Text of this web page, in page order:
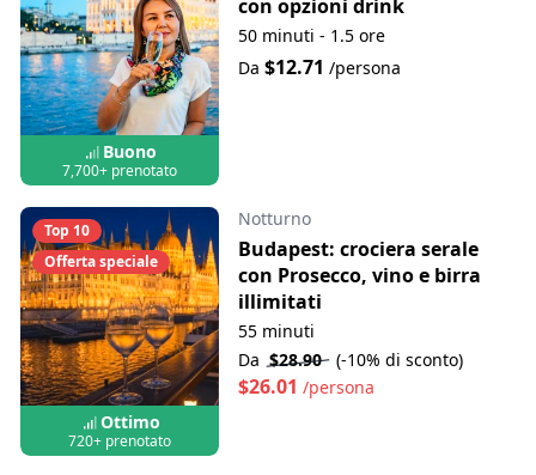
Buono
7,700+ prenotato
con opzioni drink
50 minuti - 1.5 ore
Da $12.71 /persona
Top 10
Offerta speciale
Ottimo
720+ prenotato
Notturno
Budapest: crociera serale
con Prosecco, vino e birra
illimitati
55 minuti
Da $28.90 (-10% di sconto)
$26.01 /persona